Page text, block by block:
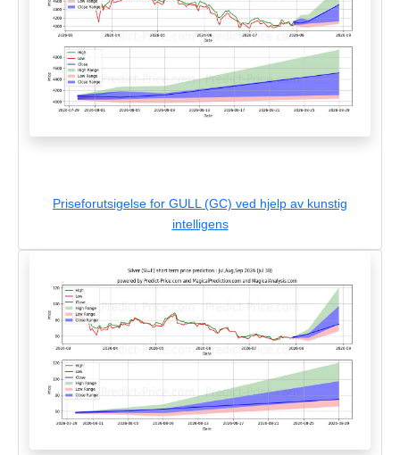
Priseforutsigelse for GULL (GC) ved hjelp av kunstig
intelligens